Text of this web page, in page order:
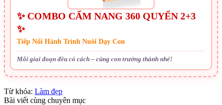
✨ COMBO CẨM NANG 360 QUYỂN 2+3
✨
Tiếp Nối Hành Trình Nuôi Dạy Con
Mỗi giai đoạn đều có cách – cùng con trưởng thành nhé!
Từ khóa: Làm đẹp
Bài viết cùng chuyên mục